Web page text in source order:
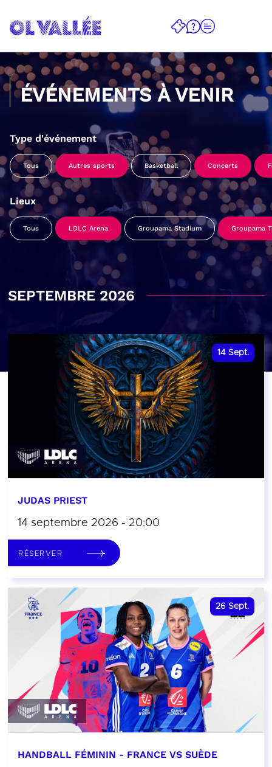
ÉVÉNEMENTS À VENIR
Type d'événement
Tous Autres sports Basketball Concerts
Lieux
Tous LDLC Arena Groupama Stadium Groupama
SEPTEMBRE 2026
14 Sept.
JUDAS PRIEST
14 septembre 2026 - 20:00
RÉSERVER
26 Sept.
HANDBALL FÉMININ - FRANCE VS SUÈDE